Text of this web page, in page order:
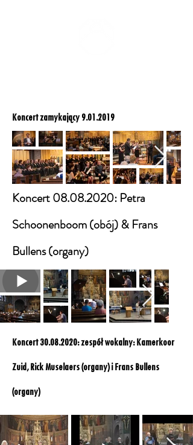
Koncert zamykający9.01.2019
Koncert08.08.2020: Petra
Schoonenboom (obój) & Frans
Bullens (organy)
Koncert30.08.2020: zespół wokalny: Kamerkoor
Zuid, Rick Muselaers (organy) i Frans Bullens
(organy)